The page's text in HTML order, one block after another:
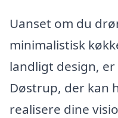
Uanset om du
minimalistisk
landligt design,
Døstrup, der kan
realisere dine